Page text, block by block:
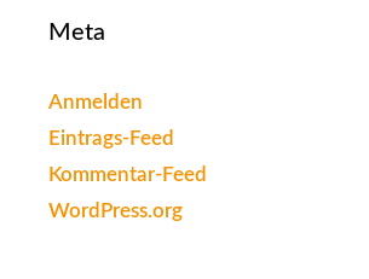
Meta
Anmelden
Eintrags-Feed
Kommentar-Feed
WordPress.org